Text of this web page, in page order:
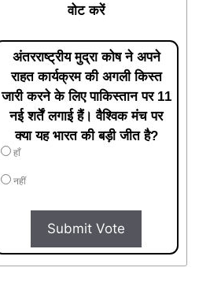
वोट करें
अंतरराष्ट्रीय मुद्रा कोष ने अपने
राहत कार्यक्रम की अगली किस्त
जारी करने के लिए पाकिस्तान पर 11
नई शर्तें लगाई हैं। वैश्विक मंच पर
क्या यह भारत की बड़ी जीत है?
हाँ
नहीं
Submit Vote